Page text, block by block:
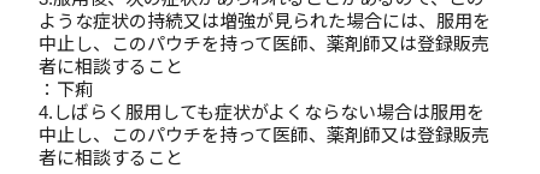
ような症状の持続又は増強が見られた場合には、服用を
中止し、このパウチを持って医師、薬剤師又は登録販売
者に相談すること
：下痢
4.しばらく服用しても症状がよくならない場合は服用を
中止し、このパウチを持って医師、薬剤師又は登録販売
者に相談すること